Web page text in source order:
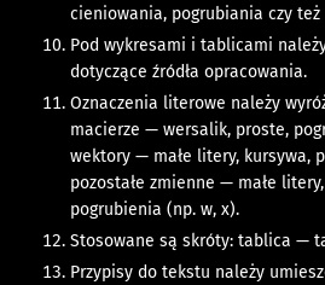
cieniowania, pogrubiania czy
Pod wykresami i tablicami
dotyczące źródła opracowania.
Oznaczenia literowe należy
macierze — wersalik, proste,
wektory — małe litery, kursywa,
pozostałe zmienne — małe
pogrubienia (np. w, x).
Stosowane są skróty: tablica —
Przypisy do tekstu należy